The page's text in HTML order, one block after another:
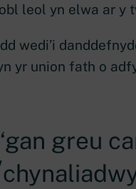
leol yn elwa ar y
wedi’i
yr union fath o
gan greu